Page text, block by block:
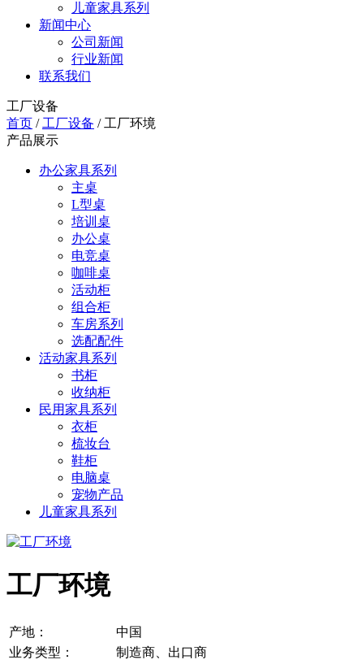
儿童家具系列
新闻中心
公司新闻
行业新闻
联系我们
工厂设备
首页 / 工厂设备 / 工厂环境
产品展示
办公家具系列
主桌
L型桌
培训桌
办公桌
电竞桌
咖啡桌
活动柜
组合柜
车房系列
选配配件
活动家具系列
书柜
收纳柜
民用家具系列
衣柜
梳妆台
鞋柜
电脑桌
宠物产品
儿童家具系列
工厂环境
产地：
中国
业务类型：
制造商、出口商